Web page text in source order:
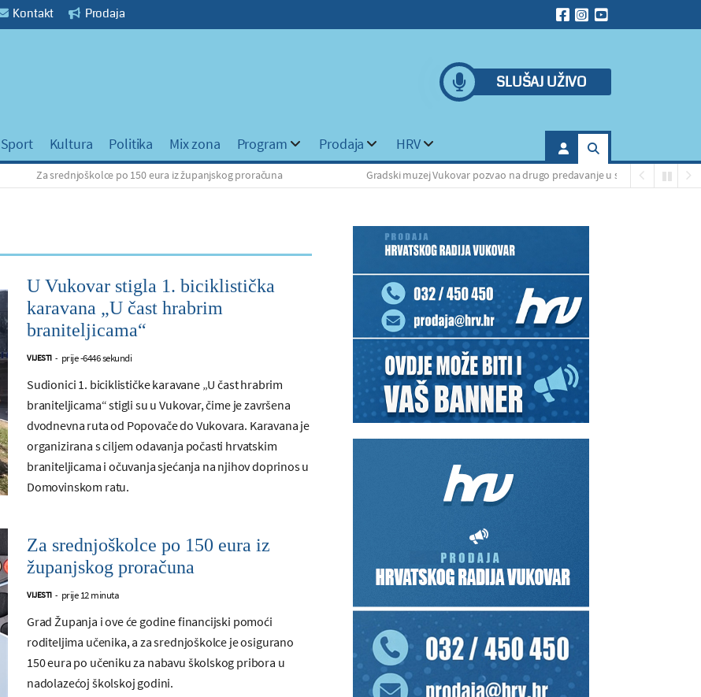
Kontakt Prodaja
SLUŠAJ UŽIVO
Sport Kultura Politika Mix zona Program Prodaja HRV
Za srednjoškolce po 150 eura iz županjskog proračuna Gradski muzej Vukovar pozvao na drugo predavanje u sklopu izložbe „Vidi
U Vukovar stigla 1. biciklistička
karavana „U čast hrabrim
braniteljicama“
VIJESTI - prije -6446 sekundi
Sudionici 1. biciklističke karavane „U čast hrabrim
braniteljicama“ stigli su u Vukovar, čime je završena
dvodnevna ruta od Popovače do Vukovara. Karavana je
organizirana s ciljem odavanja počasti hrvatskim
braniteljicama i očuvanja sjećanja na njihov doprinos u
Domovinskom ratu.
Za srednjoškolce po 150 eura iz
županjskog proračuna
VIJESTI - prije 12 minuta
Grad Županja i ove će godine financijski pomoći
roditeljima učenika, a za srednjoškolce je osigurano
150 eura po učeniku za nabavu školskog pribora u
nadolazećoj školskoj godini.